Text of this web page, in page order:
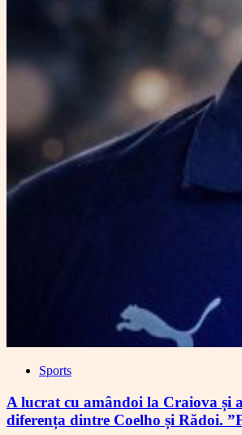
Sports
A lucrat cu amândoi la Craiova și
diferența dintre Coelho și Rădoi.